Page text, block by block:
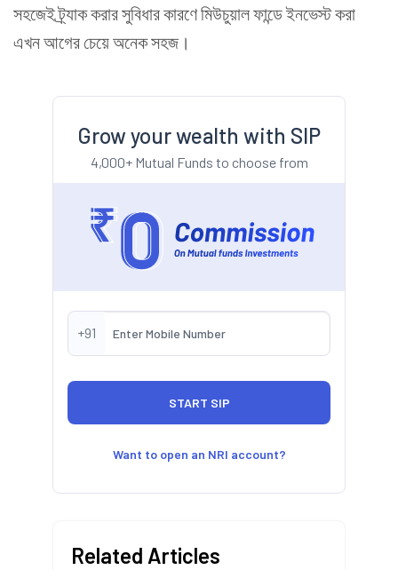
সহজেই ট্র্যাক করার সুবিধার কারণে মিউচুয়াল ফান্ডে ইনভেস্ট করা
এখন আগের চেয়ে অনেক সহজ।
Grow your wealth with SIP
4,000+ Mutual Funds to choose from
+91
Want to open an NRI account?
Related Articles